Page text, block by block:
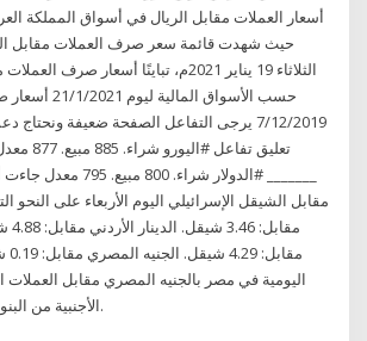
أسعار العملات مقابل الريال في أسواق المملكة
حيث شهدت قائمة سعر صرف العملات مقابل
الثلاثاء 19 يناير 2021م، تباينًا أسعار
حسب الأسواق
7/12/2019 يرجى التفاعل الصفحة ضعيفة
_______ #الدولار شراء.
مقابل الشيقل الإسرائيلي اليوم الأربعاء على النحو
اليومية في مصر بالجنيه المصري مقابل العملات
الأجنبية من البنوك و شركات الصرافة.